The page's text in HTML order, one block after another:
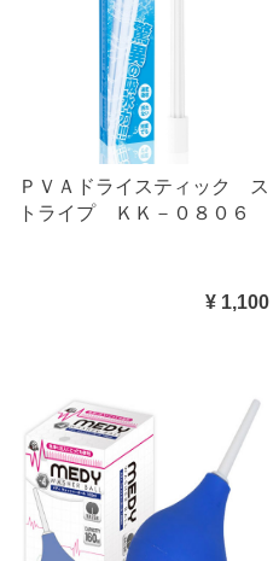
ＰＶＡドライスティック ス
トライプ ＫＫ－０８０６
¥ 1,100